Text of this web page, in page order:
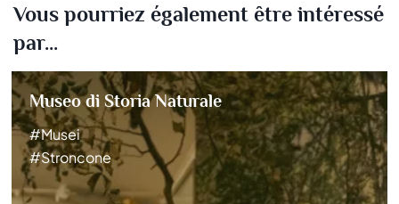
Vous pourriez également être intéressé
par...
Museo di Storia Naturale
#Musei
#Stroncone